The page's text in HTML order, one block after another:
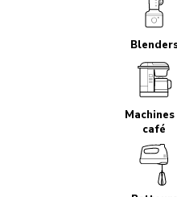
Machines
café